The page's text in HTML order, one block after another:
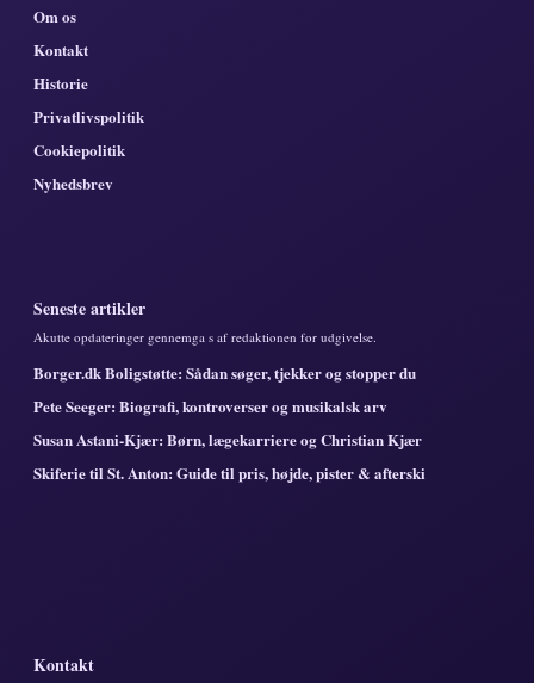
Om os
Kontakt
Historie
Privatlivspolitik
Cookiepolitik
Nyhedsbrev
Seneste artikler
Akutte opdateringer gennemga s af redaktionen for udgivelse.
Borger.dk Boligstøtte: Sådan søger, tjekker og stopper du
Pete Seeger: Biografi, kontroverser og musikalsk arv
Susan Astani-Kjær: Børn, lægekarriere og Christian Kjær
Skiferie til St. Anton: Guide til pris, højde, pister & afterski
Kontakt